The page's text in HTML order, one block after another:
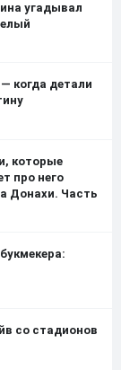
угадывал
когда детали
которые
про него
Донахи. Часть
со стадионов